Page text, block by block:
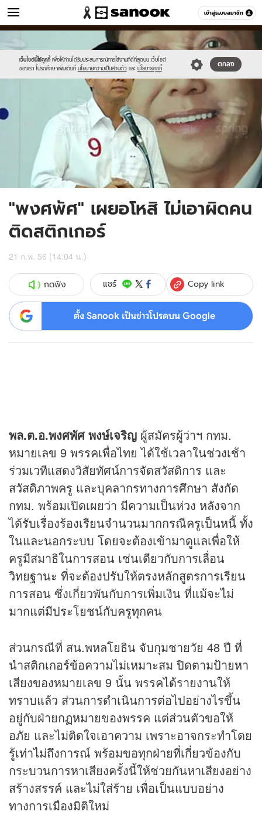
เข้าสู่ระบบสมาชิก
ข่าว หมวดอื่นๆ
เว็บไซต์นี้ใช้คุกกี้ เพื่อให้ท่านได้รับประสบการณ์การใช้งานที่ดีที่สุดบน เว็บไซต์
ของเรา โปรดศึกษาเพิ่มเติมที่ นโยบายความเป็นส่วนตัว และ นโยบายคุกกี้
ตกลง
//s.isanook.com/sr/0/images/logo-
new-
sanook.png
//s.isanook.com/ns/0/ud/234/1171553/untitled-
1.jpg
"พงศพัศ" เผยอโหสิ ไม่เอาผิดคน
ติดสติกเกอร์
21 ก.พ. 56 (14:04 น.)
กดฟัง แชร์ Copy link
ตั้ง Sanook เป็นข่าวโปรดบน Google
พล.ต.อ.พงศพัศ พงษ์เจริญ ผู้สมัครผู้ว่าฯ กทม.
หมายเลข 9 พรรคเพื่อไทย ได้ใช้เวลาในช่วงเช้า
ร่วมเวทีแสดงวิสัยทัศน์การจัดสวัสดิการ และ
สวัสดิภาพครู และบุคลากรทางการศึกษา สังกัด
กทม. พร้อมเปิดเผยว่า มีความเป็นห่วง หลังจาก
ได้รับเรื่องร้องเรียนจำนวนมากกรณีครูเป็นหนี้ ทั้ง
ในและนอกระบบ โดยจะต้องเข้ามาดูแลเพื่อให้
ครูมีสมาธิในการสอน เช่นเดียวกับการเลื่อน
วิทยฐานะ ที่จะต้องปรับให้ตรงหลักสูตรการเรียน
การสอน ซึ่งเกี่ยวพันกับการเพิ่มเงิน ที่แม้จะไม่
มากแต่มีประโยชน์กับครูทุกคน
ส่วนกรณีที่ สน.พหลโยธิน จับกุมชายวัย 48 ปี ที่
นำสติกเกอร์ข้อความไม่เหมาะสม ปิดตามป้ายหา
เสียงของหมายเลข 9 นั้น พรรคได้รายงานให้
ทราบแล้ว ส่วนการดำเนินการต่อไปอย่างไรขึ้น
อยู่กับฝ่ายกฏหมายของพรรค แต่ส่วนตัวขอให้
อภัย และไม่ติดใจเอาความ เพราะอาจกระทำโดย
รู้เท่าไม่ถึงการณ์ พร้อมขอทุกฝ่ายที่เกี่ยวข้องกับ
กระบวนการหาเสียงครั้งนี้ให้ช่วยกันหาเสียงอย่าง
สร้างสรรค์ และไม่ใส่ร้าย เพื่อเป็นแบบอย่าง
ทางการเมืองมิติใหม่